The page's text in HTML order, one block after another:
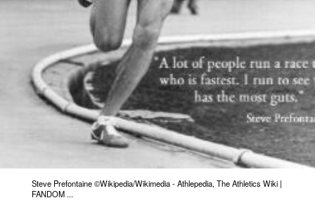
Steve Prefontaine ©Wikipedia/Wikimedia - Athlepedia, The Athletics Wiki |
FANDOM ...